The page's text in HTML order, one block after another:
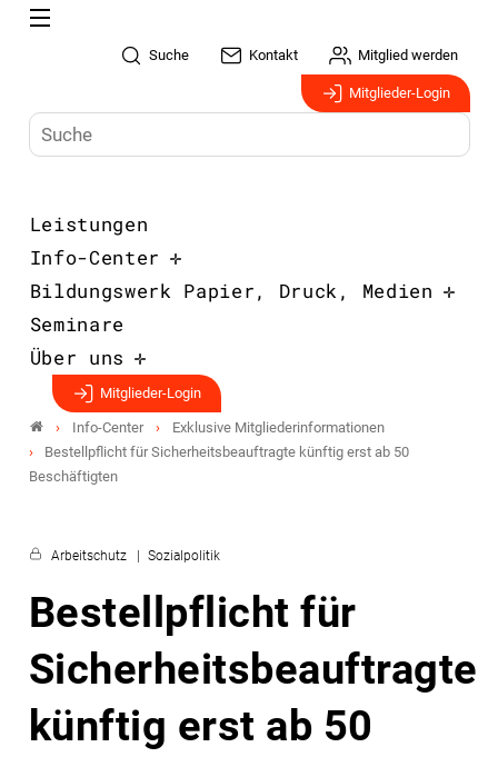
Suche Kontakt Mitglied werden
Mitglieder-Login
Leistungen
Info-Center
Bildungswerk Papier, Druck, Medien
Seminare
Über uns
Mitglieder-Login
Info-Center
Exklusive Mitgliederinformationen
Bestellpflicht für Sicherheitsbeauftragte künftig erst ab 50
Beschäftigten
Arbeitschutz Sozialpolitik
Bestellpflicht für
Sicherheitsbeauftragte
künftig erst ab 50